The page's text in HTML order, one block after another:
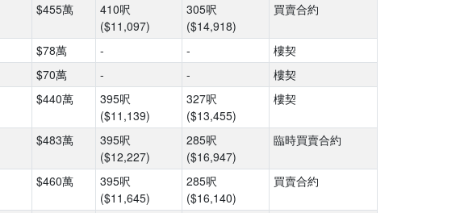
$455萬
410呎
($11,097)
305呎
($14,918)
買賣合約
$78萬 - -
樓契
$70萬 - -
樓契
$440萬
395呎
($11,139)
327呎
($13,455)
樓契
$483萬
395呎
($12,227)
285呎
($16,947)
臨時買賣合約
$460萬
395呎
($11,645)
285呎
($16,140)
買賣合約